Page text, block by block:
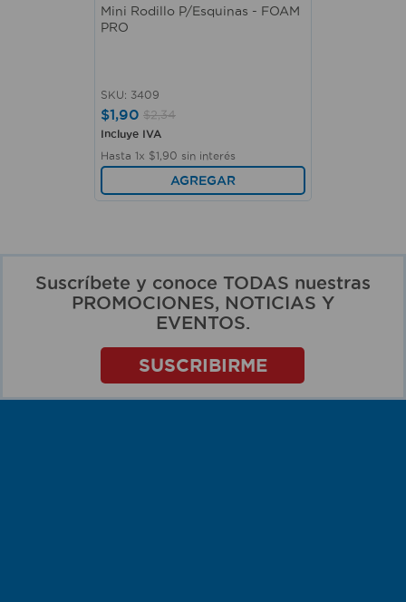
Mini Rodillo P/Esquinas - FOAM
PRO
SKU: 3409
$1,90 $2,34
Incluye IVA
Hasta 1x $1 90 sin interés
AGREGAR
Suscríbete y conoce TODAS nuestras
PROMOCIONES, NOTICIAS Y
EVENTOS.
SUSCRIBIRME